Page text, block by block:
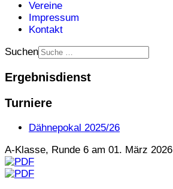
Vereine
Impressum
Kontakt
Suchen
Ergebnisdienst
Turniere
Dähnepokal 2025/26
A-Klasse, Runde 6 am 01. März 2026